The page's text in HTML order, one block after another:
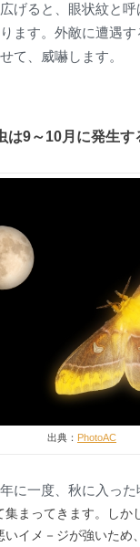
げると、眼状紋と
ます。外敵に遭遇
て、威嚇します。
は9～10月に発生す
出典： PhotoAC
に一度、秋に入った
集まってきます。しか
いイメ－ジが強いため